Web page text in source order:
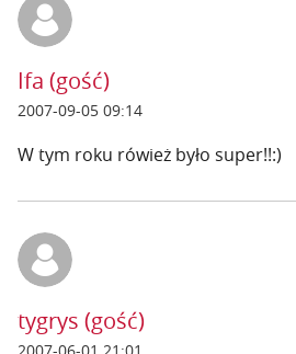
Ifa (gość)
2007-09-05 09:14
W tym roku rówież było super!!:)
tygrys (gość)